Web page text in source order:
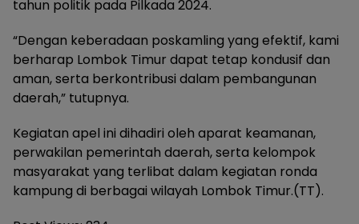
tahun politik pada Pilkada 2024.
“Dengan keberadaan poskamling yang efektif, kami
berharap Lombok Timur dapat tetap kondusif dan
aman, serta berkontribusi dalam pembangunan
daerah,” tutupnya.
Kegiatan apel ini dihadiri oleh aparat keamanan,
perwakilan pemerintah daerah, serta kelompok
masyarakat yang terlibat dalam kegiatan ronda
kampung di berbagai wilayah Lombok Timur.(TT).